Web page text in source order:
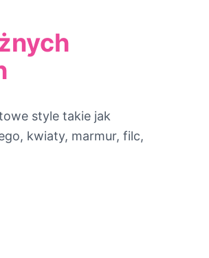
style takie jak
kwiaty, marmur, filc,